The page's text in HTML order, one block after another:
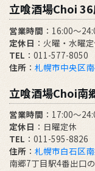
立喰酒場Choi
営業時間 ：16:00～
定休日 ：火曜・水曜
TEL ：011-577-8050
住所 ： 札幌市中央区
立喰酒場Choi南
営業時間 ：17:00～
定休日 ：日曜定休
TEL ：011-595-8826
住所 ： 札幌市白石区
南郷7丁目駅4番出口